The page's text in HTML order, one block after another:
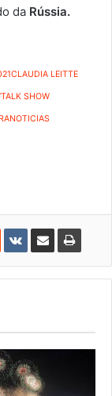
da Rússia.
CLAUDIA LEITTE
TALK SHOW